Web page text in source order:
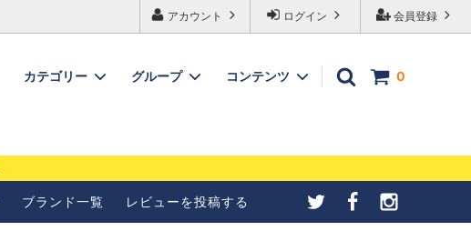
会員登録
ログイン
アカウント
0
カテゴリー グループ コンテンツ
ブランド一覧 レビューを投稿する